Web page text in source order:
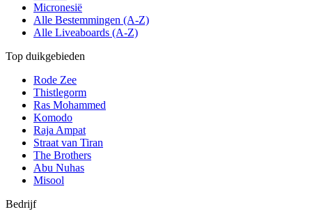
Micronesië
Alle Bestemmingen (A-Z)
Alle Liveaboards (A-Z)
Top duikgebieden
Rode Zee
Thistlegorm
Ras Mohammed
Komodo
Raja Ampat
Straat van Tiran
The Brothers
Abu Nuhas
Misool
Bedrijf